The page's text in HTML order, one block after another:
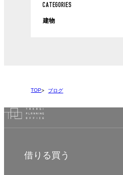
CATEGORIES
建物
TOP ブログ
借りる 買う